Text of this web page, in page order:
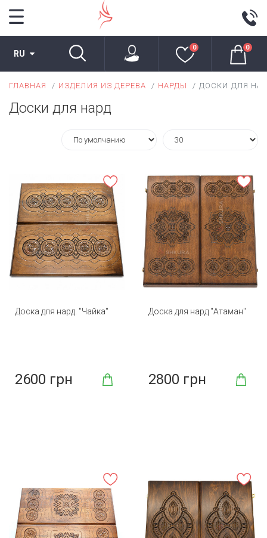
RU
0 0
ГЛАВНАЯ ИЗДЕЛИЯ ИЗ ДЕРЕВА НАРДЫ ДОСКИ ДЛЯ
Доски для нард
Доска для нард. "Чайка"
2600 грн
Доска для нард "Атаман"
2800 грн